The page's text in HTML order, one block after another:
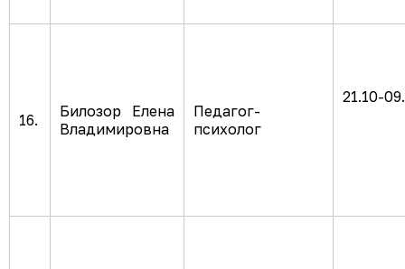
16.
Билозор Елена
Владимировна
Педагог-
психолог
21.10-